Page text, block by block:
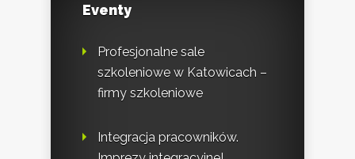
Eventy
Profesjonalne sale
szkoleniowe w Katowicach –
firmy szkoleniowe
Integracja pracowników.